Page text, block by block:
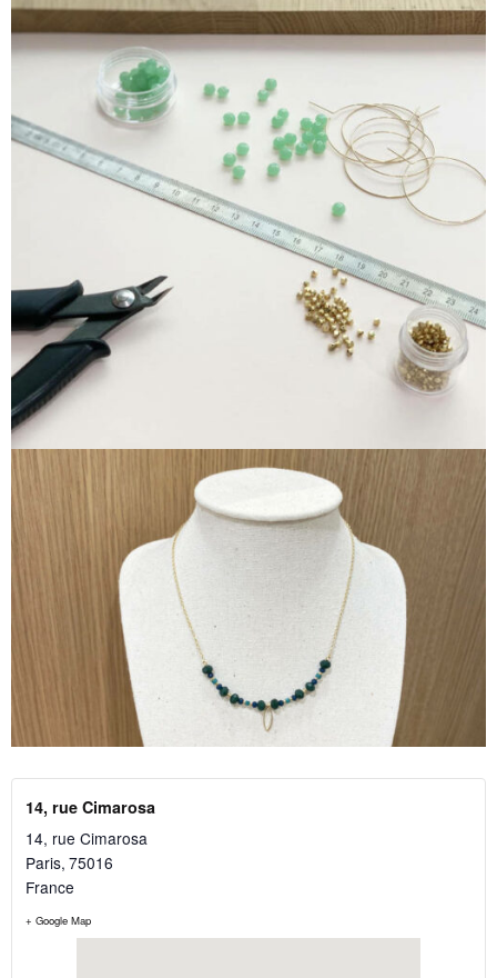
14, rue Cimarosa
14, rue Cimarosa
Paris, 75016
France
+ Google Map